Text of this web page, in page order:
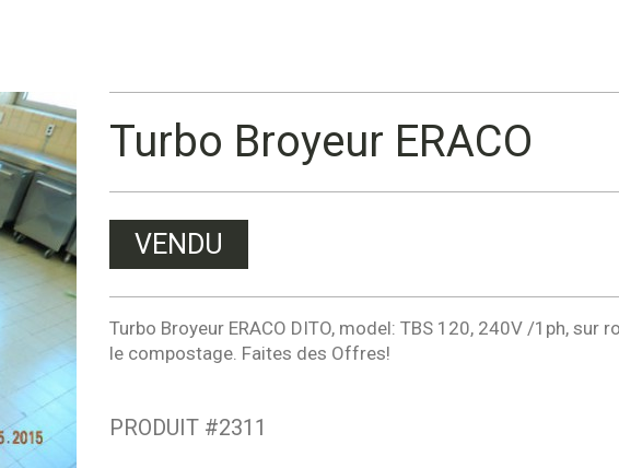
Turbo Broyeur ERACO
VENDU
Turbo Broyeur ERACO DITO, model: TBS 120, 240V /1ph, sur
le compostage. Faites des Offres!
PRODUIT #2311